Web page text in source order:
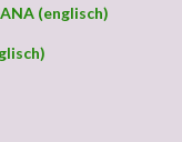
(englisch)